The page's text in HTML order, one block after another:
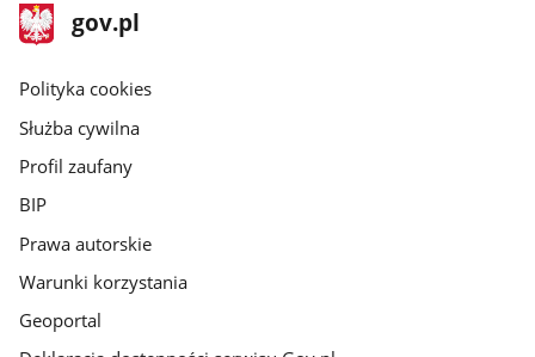
stopka
gov.pl
Strona
gov.pl
gov.pl
Polityka cookies
Służba cywilna
Profil zaufany
BIP
Prawa autorskie
Warunki korzystania
Geoportal